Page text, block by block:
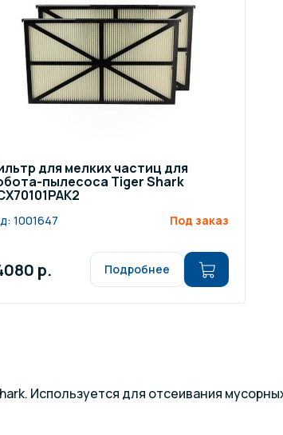
Измерение параметров воды
Строительные материалы
для мелких частиц для
пылесоса Tiger Shark
1001647 Под заказ
р. Подробнее
Используется для отсеивания